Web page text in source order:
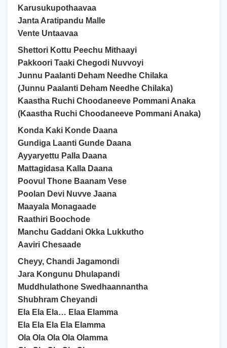
Karusukupothaavaa
Janta Aratipandu Malle
Vente Untaavaa
Shettori Kottu Peechu Mithaayi
Pakkoori Taaki Chegodi Nuvvoyi
Junnu Paalanti Deham Needhe Chilaka
(Junnu Paalanti Deham Needhe Chilaka)
Kaastha Ruchi Choodaneeve Pommani Anaka
(Kaastha Ruchi Choodaneeve Pommani Anaka)
Konda Kaki Konde Daana
Gundiga Laanti Gunde Daana
Ayyaryettu Palla Daana
Mattagidasa Kalla Daana
Poovul Thone Baanam Vese
Poolan Devi Nuvve Jaana
Maayala Monagaade
Raathiri Boochode
Manchu Gaddani Okka Lukkutho
Aaviri Chesaade
Cheyy, Chandi Jagamondi
Jara Kongunu Dhulapandi
Muddhulathone Swedhaannantha
Shubhram Cheyandi
Ela Ela Ela… Elaa Elamma
Ela Ela Ela Ela Elamma
Ola Ola Ola Ola Olamma